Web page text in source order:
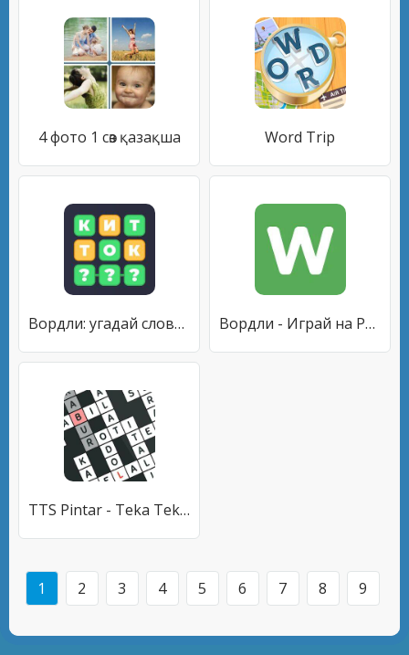
4 фото 1 сөз қазақша Word Trip
Вордли: угадай слово из 5 букв Вордли - Играй на Русском
TTS Pintar - Teka Teki Silang
1 2 3 4 5 6 7 8 9